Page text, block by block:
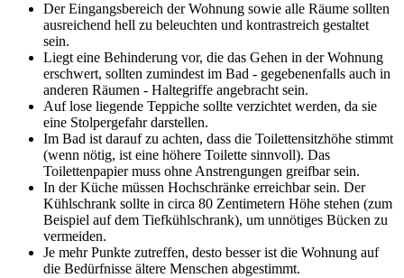
Der Eingangsbereich der Wohnung sowie alle Räume sollten
ausreichend hell zu beleuchten und kontrastreich gestaltet
sein.
Liegt eine Behinderung vor, die das Gehen in der Wohnung
erschwert, sollten zumindest im Bad - gegebenenfalls auch in
anderen Räumen - Haltegriffe angebracht sein.
Auf lose liegende Teppiche sollte verzichtet werden, da sie
eine Stolpergefahr darstellen.
Im Bad ist darauf zu achten, dass die Toilettensitzhöhe stimmt
(wenn nötig, ist eine höhere Toilette sinnvoll). Das
Toilettenpapier muss ohne Anstrengungen greifbar sein.
In der Küche müssen Hochschränke erreichbar sein. Der
Kühlschrank sollte in circa 80 Zentimetern Höhe stehen (zum
Beispiel auf dem Tiefkühlschrank), um unnötiges Bücken zu
vermeiden.
Je mehr Punkte zutreffen, desto besser ist die Wohnung auf
die Bedürfnisse ältere Menschen abgestimmt.